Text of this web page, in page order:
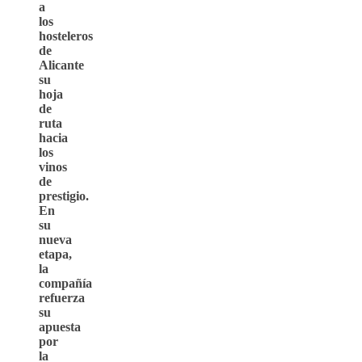
a
los
hosteleros
de
Alicante
su
hoja
de
ruta
hacia
los
vinos
de
prestigio.
En
su
nueva
etapa,
la
compañía
refuerza
su
apuesta
por
la